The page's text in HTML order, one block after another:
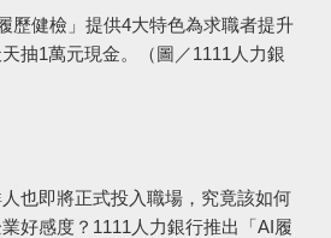
歷健檢」提供4大特色為求職者提升
抽1萬元現金。（圖／1111人力銀
也即將正式投入職場，究竟該如何
好感度？1111人力銀行推出「AI履